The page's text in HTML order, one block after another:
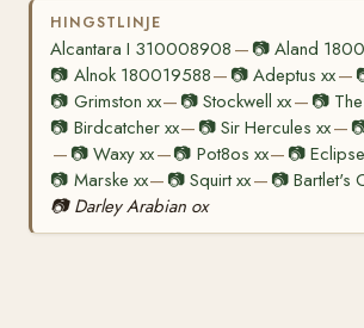
HINGSTLINJE
Alcantara I 310008908 — 📷Aland
📷 Alnok 180019588— 📷Adeptus xx—
📷 Grimston xx— 📷Stockwell xx— 📷
📷 Birdcatcher xx— 📷Sir Hercules xx—
— 📷Waxy xx—📷 Pot8os xx— 📷
📷 Marske xx— 📷Squirt xx— 📷 Bartlet's
📷 Darley Arabian ox